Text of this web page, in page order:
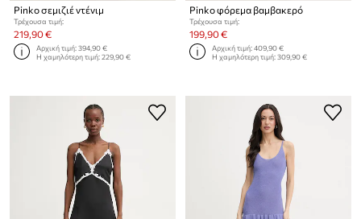
Pinko σεμιζιέ ντένιμ
Τρέχουσα τιμή:
219,90 €
Αρχική τιμή:394,90 €
Η χαμηλότερη τιμή:229,90 €
Pinko φόρεμα βαμβακερό
Τρέχουσα τιμή:
199,90 €
Αρχική τιμή:409,90 €
Η χαμηλότερη τιμή:309,90 €